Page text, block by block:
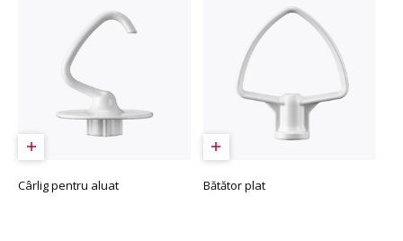
Cârlig pentru aluat Bătător plat